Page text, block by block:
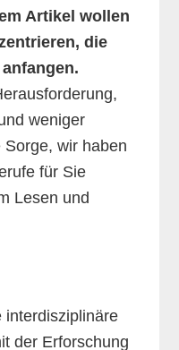
Artikel wollen
die
weniger
wir haben
für Sie
Lesen und
interdisziplinäre
der Erforschung